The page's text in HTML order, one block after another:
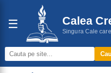
☰ Calea
Singura Cale